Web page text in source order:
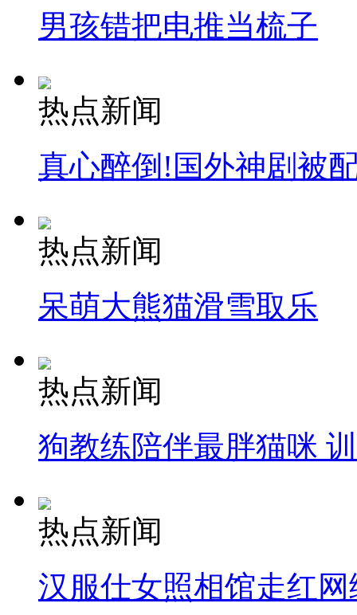
男孩错把电推当梳子
热点新闻
真心醉倒!国外神剧被
热点新闻
呆萌大熊猫滑雪取乐
热点新闻
狗教练陪伴最胖猫咪
热点新闻
汉服仕女照相馆走红网